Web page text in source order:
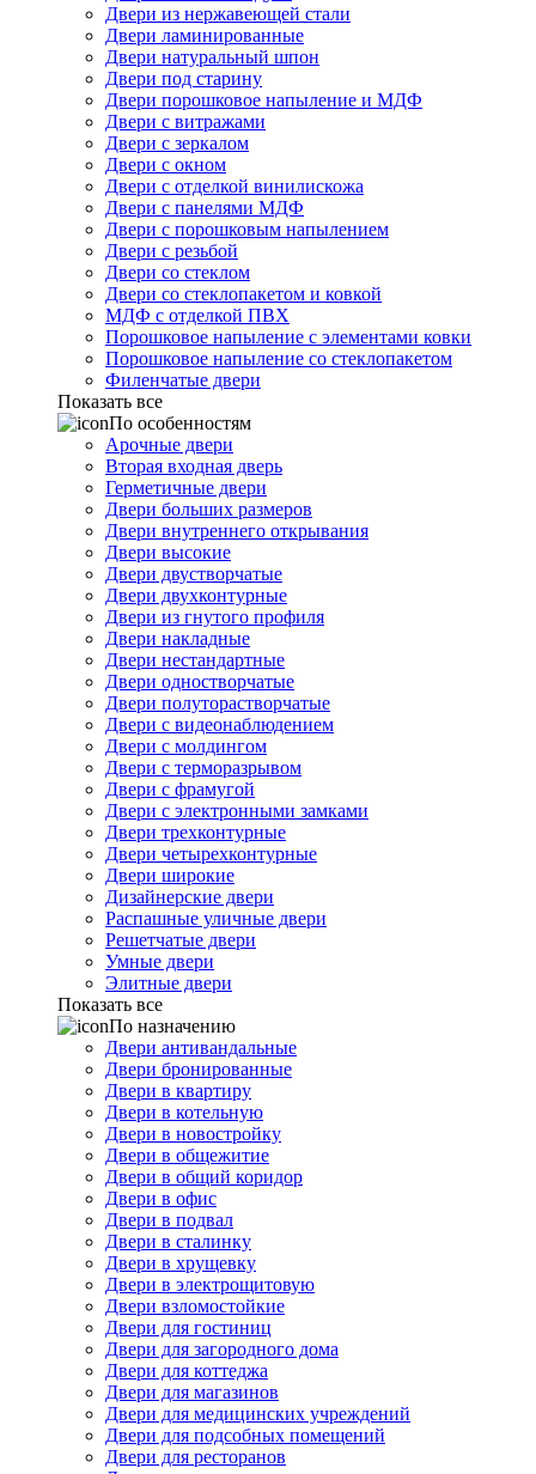
Двери из нержавеющей стали
Двери ламинированные
Двери натуральный шпон
Двери под старину
Двери порошковое напыление и МДФ
Двери с витражами
Двери с зеркалом
Двери с окном
Двери с отделкой винилискожа
Двери с панелями МДФ
Двери с порошковым напылением
Двери с резьбой
Двери со стеклом
Двери со стеклопакетом и ковкой
МДФ с отделкой ПВХ
Порошковое напыление с элементами ковки
Порошковое напыление со стеклопакетом
Филенчатые двери
Показать все
По особенностям
Арочные двери
Вторая входная дверь
Герметичные двери
Двери больших размеров
Двери внутреннего открывания
Двери высокие
Двери двустворчатые
Двери двухконтурные
Двери из гнутого профиля
Двери накладные
Двери нестандартные
Двери одностворчатые
Двери полуторастворчатые
Двери с видеонаблюдением
Двери с молдингом
Двери с терморазрывом
Двери с фрамугой
Двери с электронными замками
Двери трехконтурные
Двери четырехконтурные
Двери широкие
Дизайнерские двери
Распашные уличные двери
Решетчатые двери
Умные двери
Элитные двери
Показать все
По назначению
Двери антивандальные
Двери бронированные
Двери в квартиру
Двери в котельную
Двери в новостройку
Двери в общежитие
Двери в общий коридор
Двери в офис
Двери в подвал
Двери в сталинку
Двери в хрущевку
Двери в электрощитовую
Двери взломостойкие
Двери для гостиниц
Двери для загородного дома
Двери для коттеджа
Двери для магазинов
Двери для медицинских учреждений
Двери для подсобных помещений
Двери для ресторанов